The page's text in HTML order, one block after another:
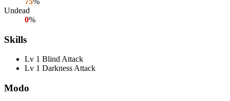
Undead
0%
Skills
Lv 1 Blind Attack
Lv 1 Darkness Attack
Modo